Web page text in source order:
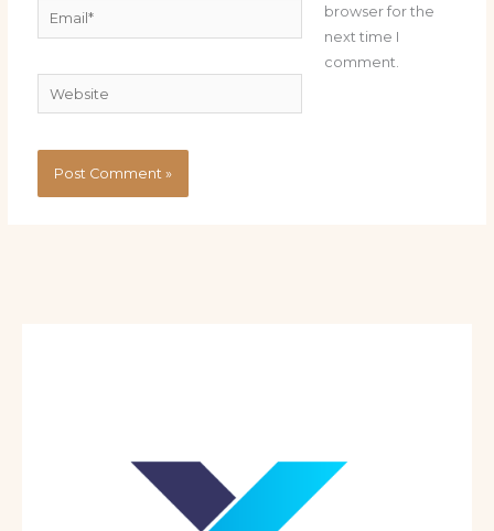
Email*
Website
browser for the
next time I
comment.